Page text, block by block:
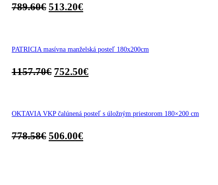
789.60€ 513.20€
PATRICIA masívna manželská posteľ 180x200cm
1157.70€ 752.50€
OKTAVIA VKP čalúnená posteľ s úložným priestorom 180×200 cm
778.58€ 506.00€